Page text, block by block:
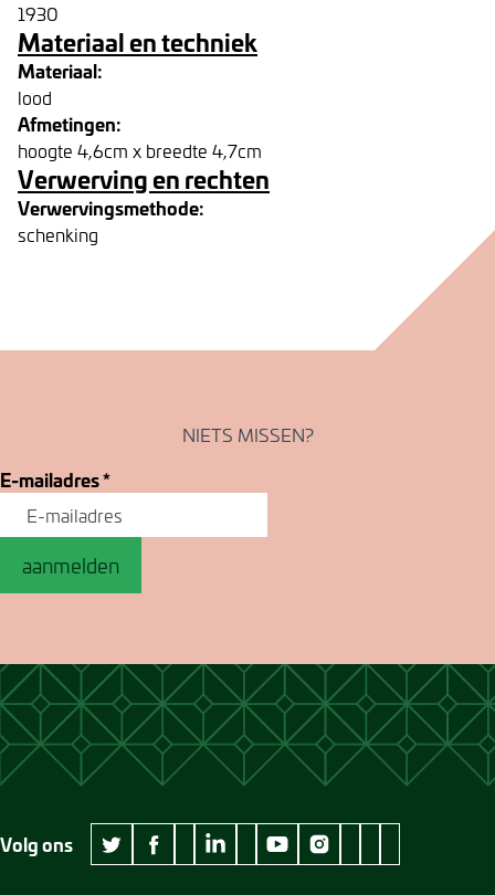
1930
Materiaal en techniek
Materiaal:
lood
Afmetingen:
hoogte 4,6cm x breedte 4,7cm
Verwerving en rechten
Verwervingsmethode:
schenking
NIETS MISSEN?
E-mailadres*
aanmelden
Volg ons
twitter Museum Jan Cunen
facebook Museum Jan Cunen
wikipedia Museum Jan Cunen
linkedin Museum Jan Cunen
googleplus Museum Jan Cunen
youtube Museum Jan Cunen
instagram Museum